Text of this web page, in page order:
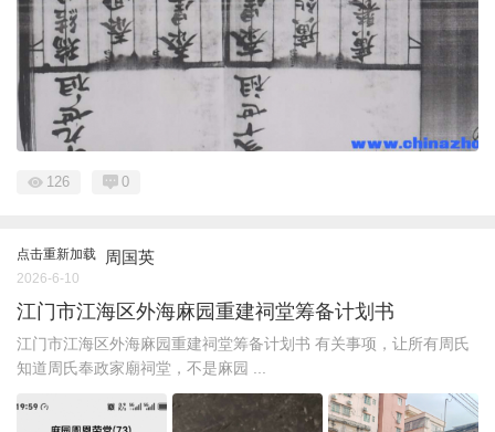
126 0
点击重新加载 周国英
2026-6-10
江门市江海区外海麻园重建祠堂筹备计划书
江门市江海区外海麻园重建祠堂筹备计划书 有关事项，让所有周氏
知道周氏奉政家廟祠堂，不是麻园 ...